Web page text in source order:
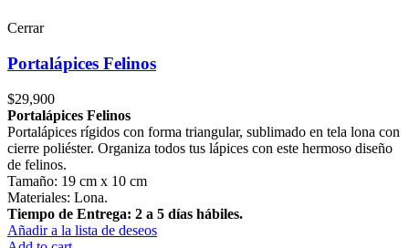
Cerrar
Portalápices Felinos
$29,900
Portalápices Felinos
Portalápices rígidos con forma triangular, sublimado en tela lona con
cierre poliéster. Organiza todos tus lápices con este hermoso diseño
de felinos.
Tamaño: 19 cm x 10 cm
Materiales: Lona.
Tiempo de Entrega: 2 a 5 días hábiles.
Añadir a la lista de deseos